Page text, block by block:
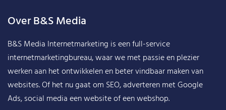
Over B&S Media
B&S Media Internetmarketing is een full-service
internetmarketingbureau, waar we met passie en plezier
werken aan het ontwikkelen en beter vindbaar maken van
websites. Of het nu gaat om SEO, adverteren met Google
Ads, social media een website of een webshop.